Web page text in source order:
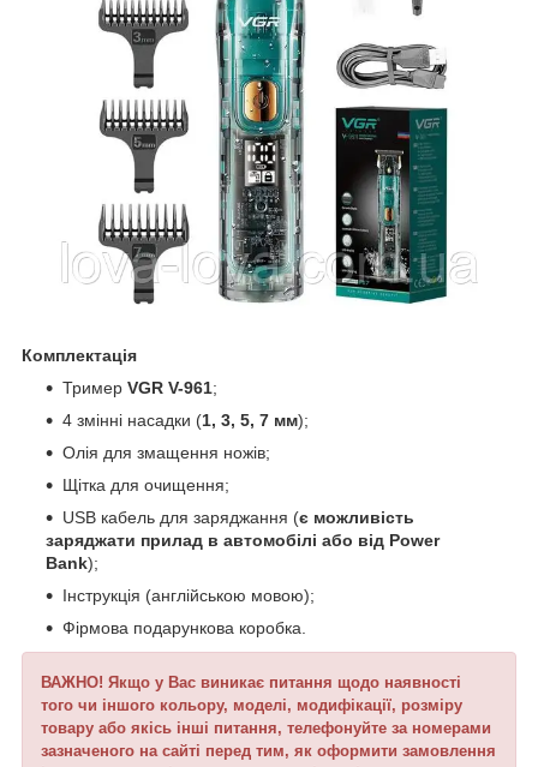
Комплектація
Тример VGR V-961;
4 змінні насадки (1, 3, 5, 7 мм);
Олія для змащення ножів;
Щітка для очищення;
USB кабель для заряджання (є можливість
заряджати прилад в автомобілі або від Power
Bank);
Інструкція (англійською мовою);
Фірмова подарункова коробка.
ВАЖНО! Якщо у Вас виникає питання щодо наявності
того чи іншого кольору, моделі, модифікації, розміру
товару або якісь інші питання, телефонуйте за номерами
зазначеного на сайті перед тим, як оформити замовлення